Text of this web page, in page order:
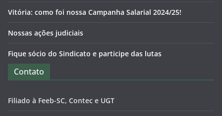
Vitória: como foi nossa Campanha Salarial 2024/25!
Nossas ações judiciais
Fique sócio do Sindicato e participe das lutas
Contato
Filiado à Feeb-SC, Contec e UGT